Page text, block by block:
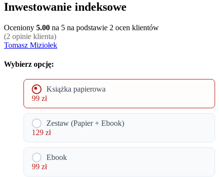
Inwestowanie indeksowe
Oceniony 5.00 na 5 na podstawie 2 ocen klientów
(2 opinie klienta)
Tomasz Miziołek
Wybierz opcję:
Książka papierowa
99 zł
Zestaw (Papier + Ebook)
129 zł
Ebook
99 zł